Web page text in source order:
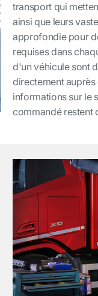
transport qui
ainsi que leurs
approfondie pour
requises dans
d'un véhicule sont
directement auprès
informations sur le
commandé restent